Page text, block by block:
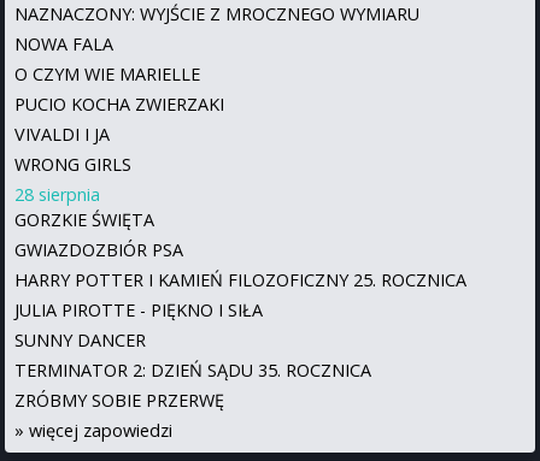
NAZNACZONY: WYJŚCIE Z MROCZNEGO WYMIARU
NOWA FALA
O CZYM WIE MARIELLE
PUCIO KOCHA ZWIERZAKI
VIVALDI I JA
WRONG GIRLS
28 sierpnia
GORZKIE ŚWIĘTA
GWIAZDOZBIÓR PSA
HARRY POTTER I KAMIEŃ FILOZOFICZNY 25. ROCZNICA
JULIA PIROTTE - PIĘKNO I SIŁA
SUNNY DANCER
TERMINATOR 2: DZIEŃ SĄDU 35. ROCZNICA
ZRÓBMY SOBIE PRZERWĘ
» więcej zapowiedzi